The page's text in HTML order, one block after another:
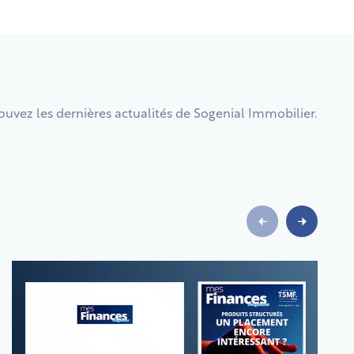
les dernières actualités de Sogenial Immobilier.